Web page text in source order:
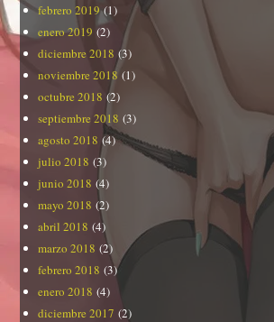
febrero 2019(1)
enero 2019 (2)
diciembre 2018 (3)
noviembre 2018 (1)
octubre 2018 (2)
septiembre 2018 (3)
agosto 2018 (4)
julio 2018 (3)
junio 2018 (4)
mayo 2018 (2)
abril 2018 (4)
marzo 2018 (2)
febrero 2018 (3)
enero 2018 (4)
diciembre 2017 (2)